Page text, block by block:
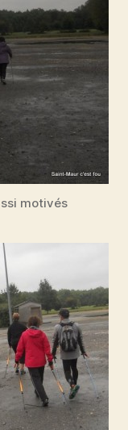
motivés